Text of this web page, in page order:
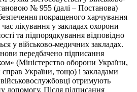
№ 955 (далі – Постанова)
покращеного харчування
лікування у закладах охорони
та підпорядкування відповідно
у військово-медичних закладах.
передбачено підписання
(Міністерство оборони України,
справ України, тощо) і закладами
отримують
допомогу. Після підписання